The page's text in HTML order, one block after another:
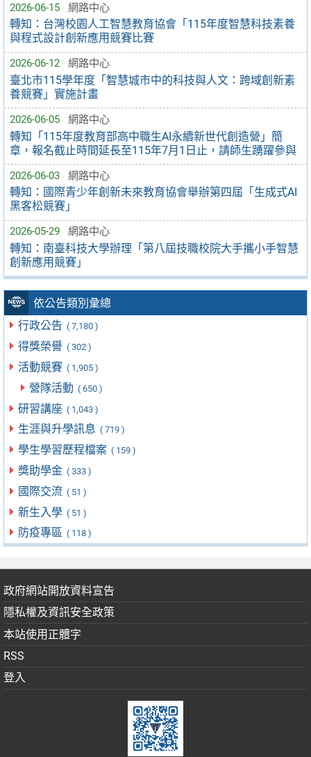
2026-06-15 網路中心
轉知：台灣校園人工智慧教育協會「115年度智慧科技素養
與程式設計創新應用競賽比賽
2026-06-12 網路中心
臺北市115學年度「智慧城市中的科技與人文：跨域創新素
養競賽」實施計畫
2026-06-05 網路中心
轉知「115年度教育部高中職生AI永續新世代創造營」簡
章，報名截止時間延長至115年7月1日止，請師生踴躍參與
2026-06-03 網路中心
轉知：國際青少年創新未來教育協會舉辦第四屆「生成式AI
黑客松競賽」
2026-05-29 網路中心
轉知：南臺科技大學辦理「第八屆技職校院大手攜小手智慧
創新應用競賽」
依公告類別彙總
行政公告 ( 7,180 )
得獎榮譽 ( 302 )
活動競賽 ( 1,905 )
營隊活動 ( 650 )
研習講座 ( 1,043 )
生涯與升學訊息 ( 719 )
學生學習歷程檔案 ( 159 )
獎助學金 ( 333 )
國際交流 ( 51 )
新生入學 ( 51 )
防疫專區 ( 118 )
政府網站開放資料宣告
隱私權及資訊安全政策
本站使用正體字
RSS
登入